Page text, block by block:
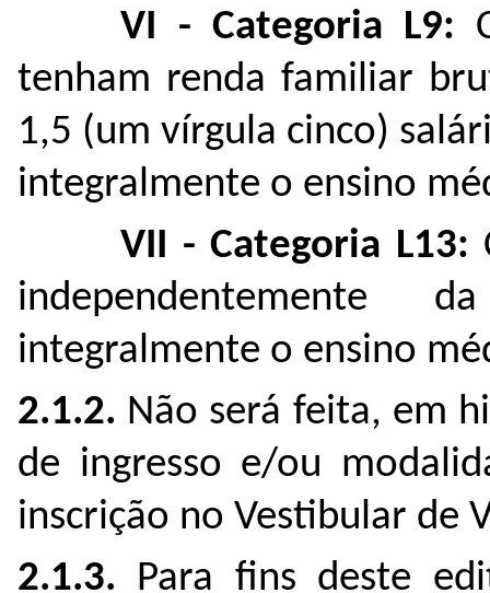
VI - Categoria L9:
tenham renda familiar
1,5 (um vírgula cinco)
integralmente o ensino
VII - Categoria L13:
independentemente
integralmente o ensino
2.1.2. Não será feita, em
de ingresso e/ou
inscrição no Vestibular de
2.1.3. Para fins deste